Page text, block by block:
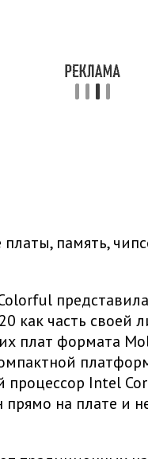
память,
как часть своей
плат формата
процессор Intel
прямо на плате и